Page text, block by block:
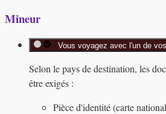
Mineur
Vous voyagez avec l'un de
Selon le pays de destination, les
être exigés :
Pièce d'identité (carte